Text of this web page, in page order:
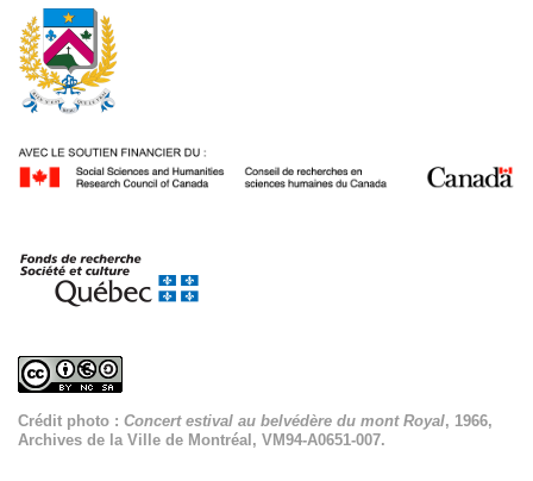
Crédit photo : Concert estival au belvédère du mont Royal, 1966,
Archives de la Ville de Montréal, VM94-A0651-007.